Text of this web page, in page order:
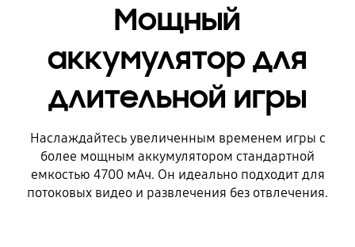
Мощный
аккумулятор для
длительной игры
Наслаждайтесь увеличенным временем игры с
более мощным аккумулятором стандартной
емкостью 4700 мАч. Он идеально подходит для
потоковых видео и развлечения без отвлечения.